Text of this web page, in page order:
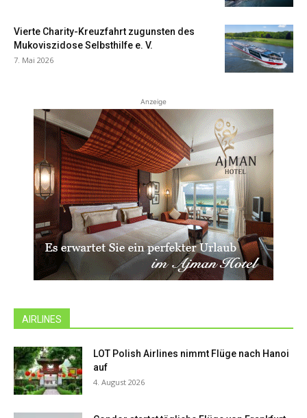
Vierte Charity-Kreuzfahrt zugunsten des
Mukoviszidose Selbsthilfe e. V.
7. Mai 2026
Anzeige
AIRLINES
LOT Polish Airlines nimmt Flüge nach Hanoi
auf
4. August 2026